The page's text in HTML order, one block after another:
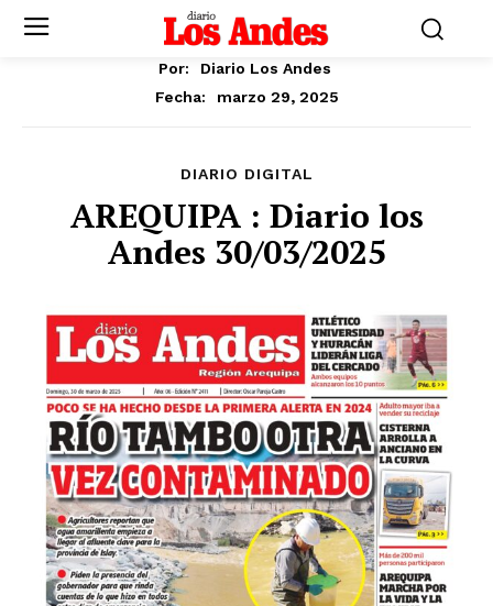
Por:
Diario Los Andes
Fecha:
marzo 29, 2025
DIARIO DIGITAL
AREQUIPA : Diario los
Andes 30/03/2025